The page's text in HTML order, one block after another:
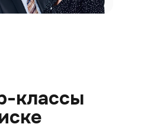
классы